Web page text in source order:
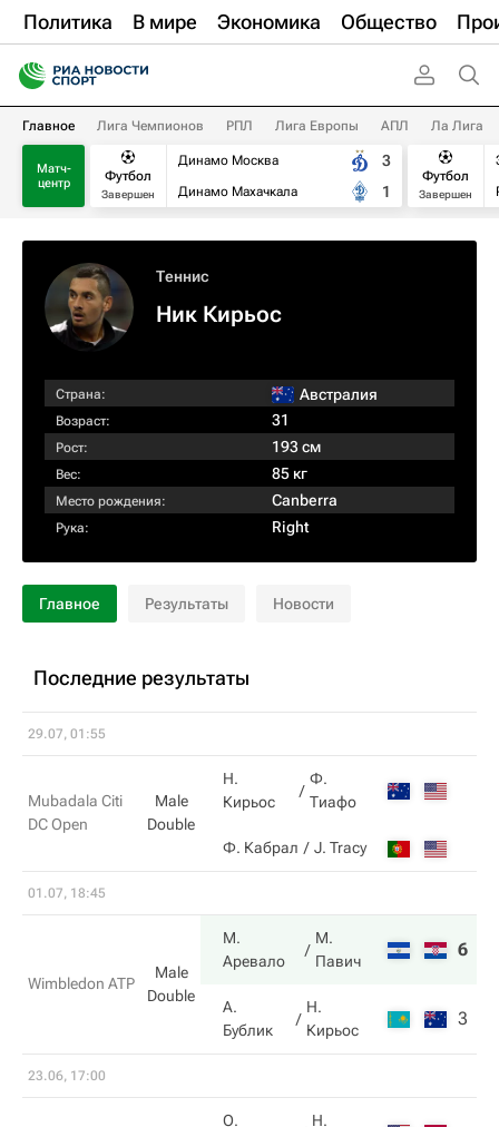
Политика В мире Экономика Общество
Главное Лига Чемпионов РПЛ Лига Европы АПЛ Ла Лига
Матч-
центр
Футбол
Завершен
Динамо Москва
Динамо Махачкала
3
1
Футбол
Завершен
Теннис
Ник Кирьос
Страна: Австралия
Возраст: 31
Рост: 193 см
Вес: 85 кг
Место рождения: Canberra
Рука: Right
Главное Результаты Новости
Последние результаты
29.07, 01:55
Mubadala Citi
DC Open
Male
Double
Н.
Кирьос
Ф.
Тиафо
Ф. Кабрал J. Tracy
01.07, 18:45
Wimbledon ATP
Male
Double
М.
Аревало
М.
Павич
6
А.
Бублик
Н.
Кирьос
3
23.06, 17:00
О.
Н.